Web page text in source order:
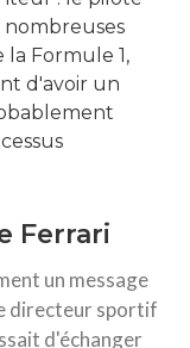
la Formule 1,
d'avoir un
Ferrari
un message
directeur sportif
d'échanger